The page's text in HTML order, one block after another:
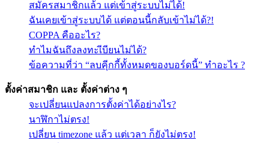
สมัครสมาชิกแล้ว แต่เข้าสู่ระบบไม่ได้!
ฉันเคยเข้าสู่ระบบได้ แต่ตอนนี้กลับเข้าไม่ได้?!
COPPA คืออะไร?
ทำไมฉันถึงลงทะเีบียนไม่ได้?
ข้อความที่ว่า “ลบคุีกกี้ทั้งหมดของบอร์ดนี้” ทำอะไร ?
ตั้งค่าสมาชิก และ ตั้งค่าต่าง ๆ
จะเปลี่ยนแปลงการตั้งค่าได้อย่างไร?
นาฬิกาไม่ตรง!
เปลี่ยน timezone แล้ว แต่เวลา ก็ยังไม่ตรง!